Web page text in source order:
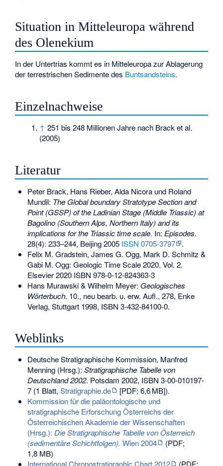
Situation in Mitteleuropa während
des Olenekium
In der Untertrias kommt es in Mitteleuropa zur Ablagerung
der terrestrischen Sedimente des Buntsandsteins.
Einzelnachweise
↑ 251 bis 248 Millionen Jahre nach Brack et al.
(2005)
Literatur
Peter Brack, Hans Rieber, Alda Nicora und Roland
Mundil: The Global boundary Stratotype Section and
Point (GSSP) of the Ladinian Stage (Middle Triassic) at
Bagolino (Southern Alps, Northern Italy) and its
implications for the Triassic time scale. In: Episodes.
28(4): 233–244, Beijing 2005 ISSN 0705-3797
.
Felix M. Gradstein, James G. Ogg, Mark D. Schmitz &
Gabi M. Ogg: Geologic Time Scale 2020, Vol. 2.
Elsevier 2020 ISBN 978-0-12-824363-3
Hans Murawski & Wilhelm Meyer: Geologisches
Wörterbuch. 10., neu bearb. u. erw. Aufl., 278, Enke
Verlag, Stuttgart 1998, ISBN 3-432-84100-0.
Weblinks
Deutsche Stratigraphische Kommission, Manfred
Menning (Hrsg.): Stratigraphische Tabelle von
Deutschland 2002. Potsdam 2002, ISBN 3-00-010197-
7(1 Blatt, Stratigraphie.de [PDF; 6,6 MB]).
Kommission für die paläontologische und
stratigraphische Erforschung Österreichs der
Österreichischen Akademie der Wissenschaften
(Hrsg.): Die Stratigraphische Tabelle von Österreich
(sedimentäre Schichtfolgen). Wien 2004
(PDF;
1,8 MB)
International Chronostratigraphic Chart 2012
(PDF;